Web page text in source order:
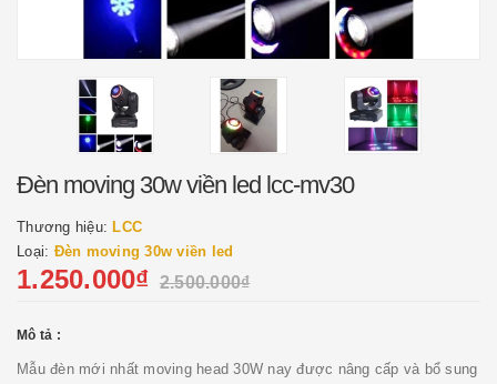
Đèn moving 30w viền led lcc-mv30
Thương hiệu: LCC
Loại: Đèn moving 30w viền led
1.250.000₫ 2.500.000₫
Mô tả :
Mẫu đèn mới nhất moving head 30W nay được nâng cấp và bổ sung